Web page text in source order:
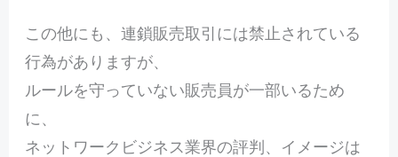
この他にも、連鎖販売取引には禁止されている
行為がありますが、
ルールを守っていない販売員が一部いるため
に、
ネットワークビジネス業界の評判、イメージは